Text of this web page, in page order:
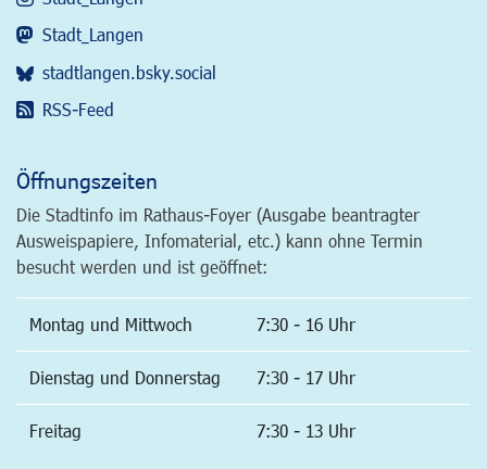
Stadt_Langen
stadtlangen.bsky.social
RSS-Feed
Öffnungszeiten
Die Stadtinfo im Rathaus-Foyer (Ausgabe beantragter
Ausweispapiere, Infomaterial, etc.) kann ohne Termin
besucht werden und ist geöffnet:
Montag und Mittwoch 7:30 - 16 Uhr
Dienstag und Donnerstag 7:30 - 17 Uhr
Freitag 7:30 - 13 Uhr